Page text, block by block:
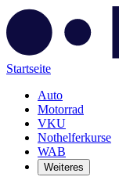
Startseite
Auto
Motorrad
VKU
Nothelferkurse
WAB
Weiteres